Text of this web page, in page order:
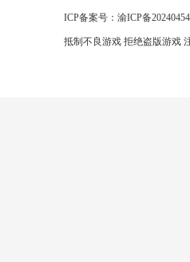
ICP备案号： 渝ICP备
抵制不良游戏 拒绝盗版游戏